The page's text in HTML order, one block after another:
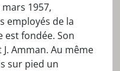
1957,
employés de la
est fondée. Son
Amman. Au même
sur pied un